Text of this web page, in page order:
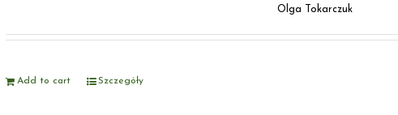
Olga Tokarczuk
Add to cart Szczegóły